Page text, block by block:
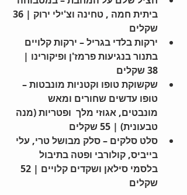
שקלים
ירקות בלדי בגריל – ירקות קלויים
בתנור בנגיעות פרמז'ן ופיקורינו |
38 שקלים
שקשוקת טופו וקטניות מונבטות –
טופו עדשים שחורים ומאש
מונבטים, אגוזי מלך  ופטריות (מנה
טבעונית) | 55 שקלים
סלט סלקים – סלק מבושל טרי, עלי
בייביס, קולורבי ופטה בתיבול
שקלים